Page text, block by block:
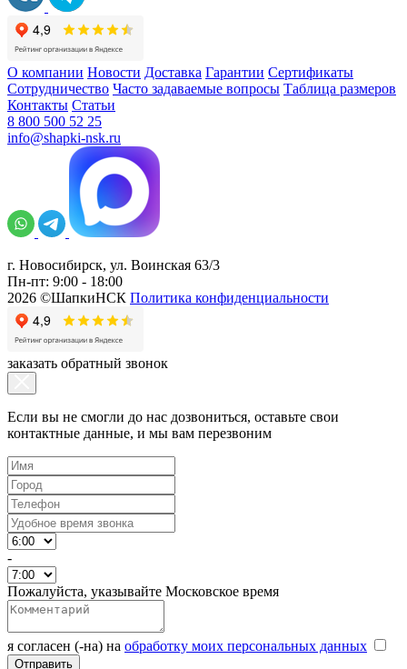
О компании Новости Доставка Гарантии Сертификаты
Сотрудничество Часто задаваемые вопросы Таблица размеров
Контакты Статьи
8 800 500 52 25
info@shapki-nsk.ru
г. Новосибирск, ул. Воинская 63/3
Пн-пт: 9:00 - 18:00
2026 ©ШапкиНСК Политика конфиденциальности
заказать обратный звонок
Если вы не смогли до нас дозвониться, оставьте свои
контактные данные, и мы вам перезвоним
-
Пожалуйста, указывайте Московское время
я согласен (-на) на обработку моих персональных данных